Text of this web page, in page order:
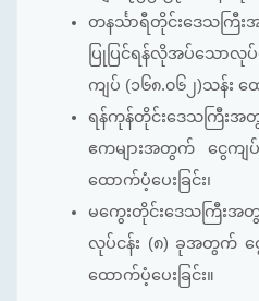
တနင်္သာရီတိုင်းဒေသကြီးအ
ပြုပြင်ရန်လိုအပ်သော
ကျပ် (၁၆၈.၀၆၂)သန်း ထေ
ရန်ကုန်တိုင်းဒေသကြီးအတွ
ဧကများအတွက် ငွေကျ
ထောက်ပံ့ပေးခြင်း၊
မကွေးတိုင်းဒေသကြီး
လုပ်ငန်း (၈) ခုအတွက် ငွေ
ထောက်ပံ့ပေးခြင်း။